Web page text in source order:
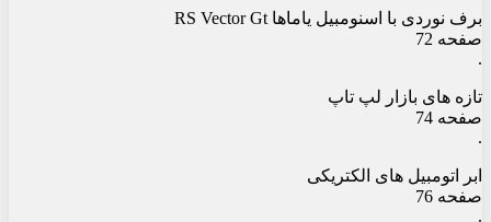
برف نوردی با اسنومبیل یاماها RS Vector Gt
صفحه 72
.
تازه های بازار لپ تاپ
صفحه 74
.
ابر اتومبیل های الکتریکی
صفحه 76
.